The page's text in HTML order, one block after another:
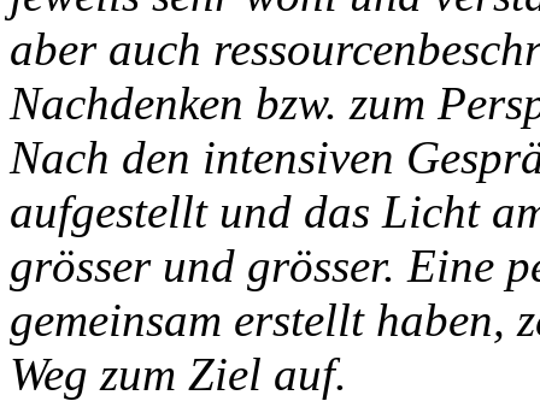
aber auch
Nachdenken bzw. zum
Nach den intensiven
aufgestellt und das Licht
grösser und grösser. Eine
gemeinsam erstellt haben,
Weg zum Ziel auf.